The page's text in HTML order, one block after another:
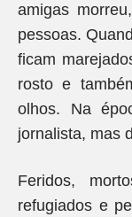
amigas
pessoas.
ficam
rosto e
olhos. Na
jornalista, mas
Feridos,
refugiados e